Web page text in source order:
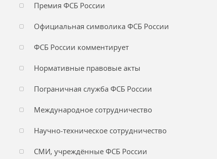
Премия ФСБ России
Официальная символика ФСБ России
ФСБ России комментирует
Нормативные правовые акты
Пограничная служба ФСБ России
Международное сотрудничество
Научно-техническое сотрудничество
СМИ, учреждённые ФСБ России